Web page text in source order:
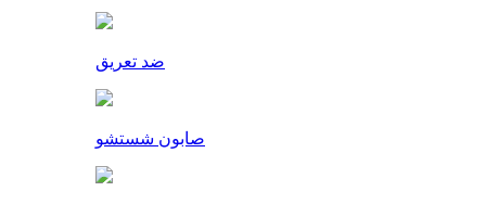
ضد تعریق
صابون شستشو